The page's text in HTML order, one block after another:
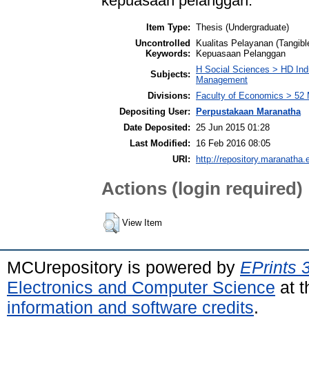
Item Type: Thesis (Undergraduate)
Uncontrolled
Keywords:
Kualitas Pelayanan
Kepuasaan Pelanggan
Subjects:
H Social Sciences > HD
Management
Divisions:
Faculty of Economics > 52
Depositing User:
Perpustakaan Maranatha
Date Deposited:
25 Jun 2015 01:28
Last Modified:
16 Feb 2016 08:05
URI:
http://
Actions (login required)
View Item
MCUrepository is powered by EPrints
Electronics and Computer Science at
information and software credits.